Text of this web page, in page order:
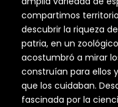
compartimos
descubrir la riqueza
patria, en un
acostumbró a mirar
construían para ellos
que los cuidaban.
fascinada por la